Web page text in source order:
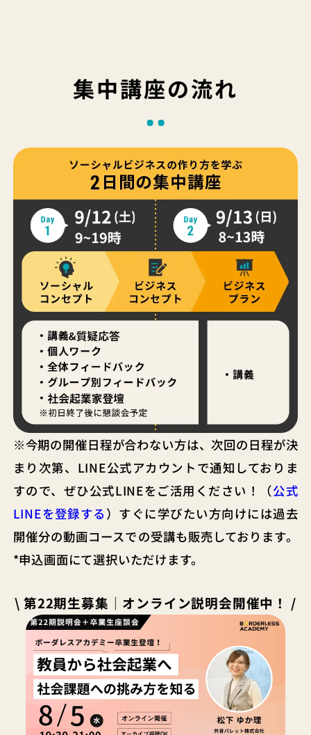
集中講座の流れ
※今期の開催日程が合わない方は、次回の日程が決
まり次第、LINE公式アカウントで通知しておりま
すので、ぜひ公式LINEをご活用ください！（公式
LINEを登録する ）すぐに学びたい方向けには過去
開催分の動画コースでの受講も販売しております。
*申込画面にて選択いただけます。
\ 第22期生募集｜オンライン説明会開催中！ /